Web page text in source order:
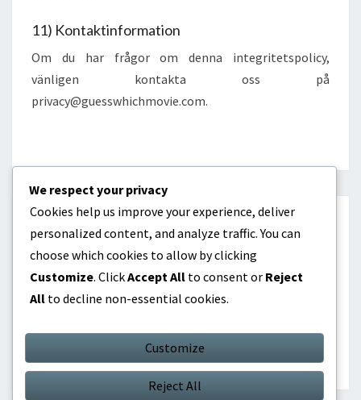
11) Kontaktinformation
Om du har frågor om denna integritetspolicy,
vänligen kontakta oss på
privacy@guesswhichmovie.com.
KATEGORIER
Internationella prestationer
We respect your privacy
Cookies help us improve your experience, deliver
personalized content, and analyze traffic. You can
choose which cookies to allow by clicking
Customize. ClickAccept All to consent or Reject
All to decline non-essential cookies.
Customize
Reject All